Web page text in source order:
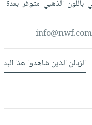
باللون الذهبي متوفربعدة
info@nwf.com
الزبائن الذين شاهدوا هذا